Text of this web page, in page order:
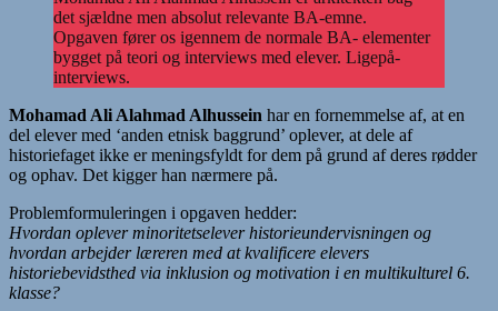
det sjældne men absolut relevante BA-emne.
Opgaven fører os igennem de normale BA- elementer
bygget på teori og interviews med elever. Ligepå-
interviews.
Mohamad Ali Alahmad Alhussein har en fornemmelse af, at en
del elever med ‘anden etnisk baggrund’ oplever, at dele af
historiefaget ikke er meningsfyldt for dem på grund af deres rødder
og ophav. Det kigger han nærmere på.
Problemformuleringen i opgaven hedder:
Hvordan oplever minoritetselever historieundervisningen og
hvordan arbejder læreren med at kvalificere elevers
historiebevidsthed via inklusion og motivation i en multikulturel 6.
klasse?